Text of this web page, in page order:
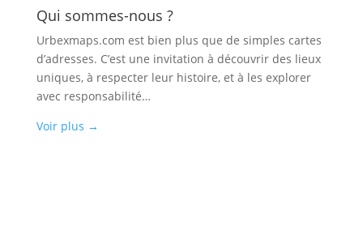
Qui sommes-nous ?
Urbexmaps.com est bien plus que de simples cartes
d’adresses. C’est une invitation à découvrir des lieux
uniques, à respecter leur histoire, et à les explorer
avec responsabilité…
Voir plus →